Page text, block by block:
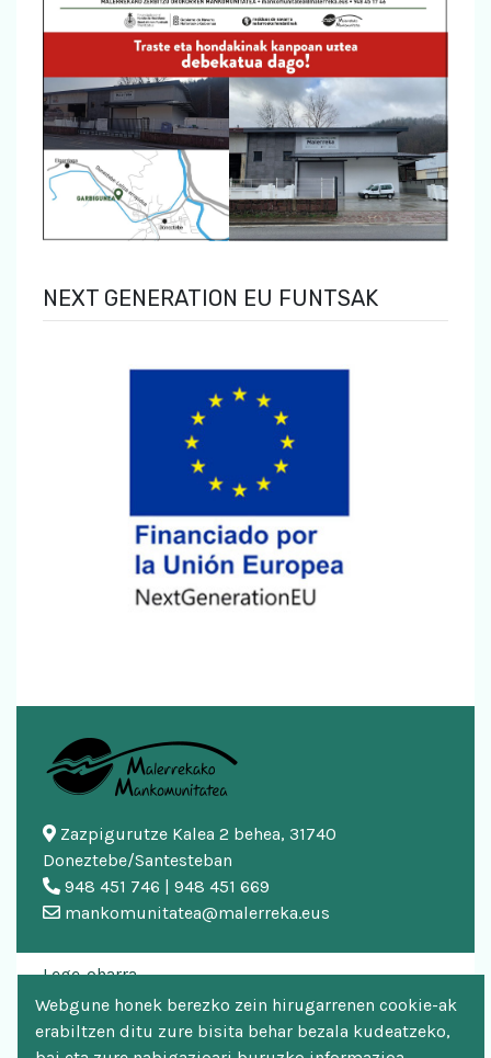
NEXT GENERATION EU FUNTSAK
Zazpigurutze Kalea 2 behea, 31740
Doneztebe/Santesteban
948 451 746 | 948 451 669
mankomunitatea@malerreka.eus
Lege-oharra
Cookien politika
Webgune honek berezko zein hirugarrenen cookie-ak
erabiltzen ditu zure bisita behar bezala kudeatzeko,